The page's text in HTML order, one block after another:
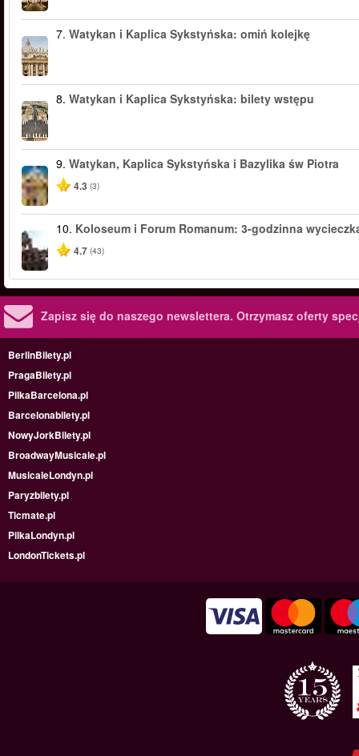
7. Watykan i Kaplica Sykstyńska: omiń kolejkę
8. Watykan i Kaplica Sykstyńska: bilety wstępu
9. Watykan, Kaplica Sykstyńska i Bazylika św Piotra
4.3 (3)
10. Koloseum i Forum Romanum: 3-godzinna
4.7 (43)
Zapisz się do naszego newslettera. Otrzymasz oferty
BerlinBilety.pl
PragaBilety.pl
PilkaBarcelona.pl
Barcelonabilety.pl
NowyJorkBilety.pl
BroadwayMusicale.pl
MusicaleLondyn.pl
Paryzbilety.pl
Ticmate.pl
PilkaLondyn.pl
LondonTickets.pl